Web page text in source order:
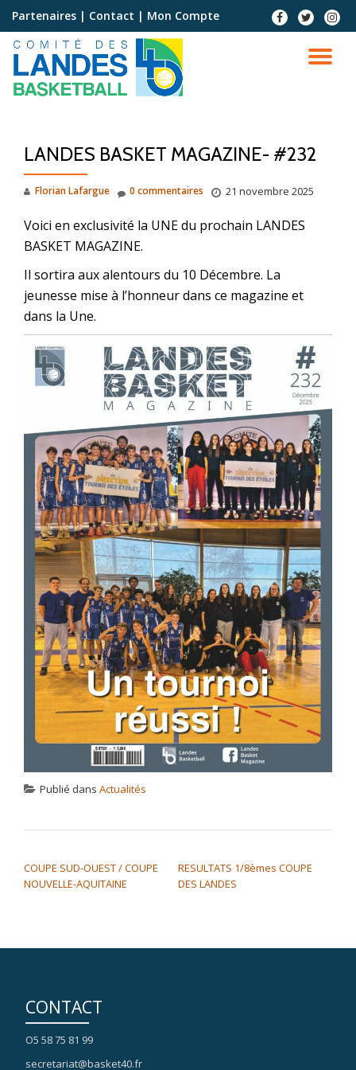
Aller
contenu
Partenaires | Contact | Mon Compte
LANDES BASKET MAGAZINE- #232
Florian Lafargue 21 novembre 2025
0 commentaires
Voici en exclusivité la UNE du prochain LANDES
BASKET MAGAZINE.
Il sortira aux alentours du 10 Décembre. La
jeunesse mise à l’honneur dans ce magazine et
dans la Une.
Publié dans Actualités
COUPE SUD-OUEST / COUPE
NOUVELLE-AQUITAINE
RESULTATS 1/8èmes COUPE
DES LANDES
CONTACT
O5 58 75 81 99
secretariat@basket40.fr